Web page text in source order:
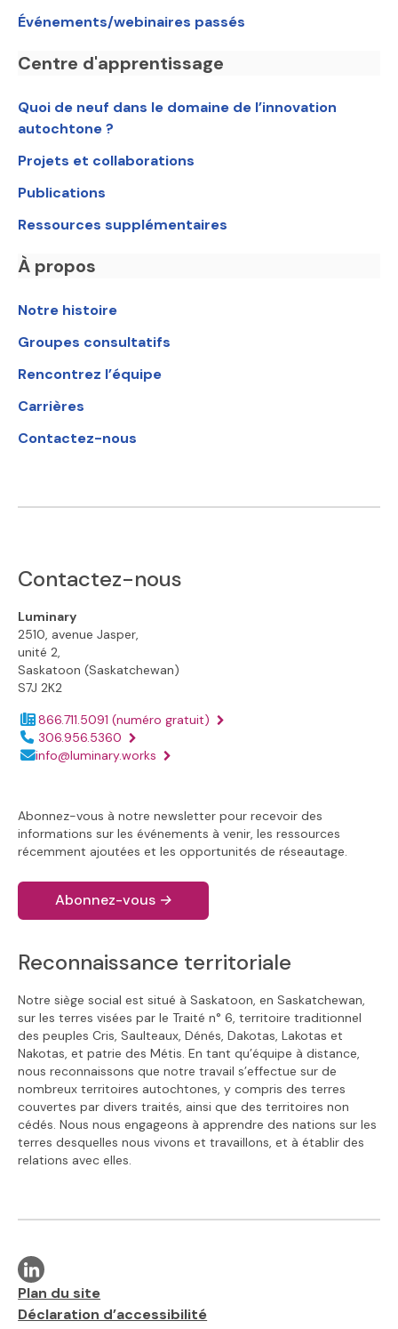
Événements/webinaires passés
Centre d'apprentissage
Quoi de neuf dans le domaine de l’innovation
autochtone ?
Projets et collaborations
Publications
Ressources supplémentaires
À propos
Notre histoire
Groupes consultatifs
Rencontrez l’équipe
Carrières
Contactez-nous
Contactez-nous
Luminary
2510, avenue Jasper,
unité 2,
Saskatoon (Saskatchewan)
S7J 2K2
866.711.5091 (numéro gratuit)
Numéro de téléphone :
306.956.5360
Adresse électronique :
info@luminary.works
Abonnez-vous à notre newsletter pour recevoir des
informations sur les événements à venir, les ressources
récemment ajoutées et les opportunités de réseautage.
Abonnez-vous →
Reconnaissance territoriale
Notre siège social est situé à Saskatoon, en Saskatchewan,
sur les terres visées par le Traité n° 6, territoire traditionnel
des peuples Cris, Saulteaux, Dénés, Dakotas, Lakotas et
Nakotas, et patrie des Métis. En tant qu’équipe à distance,
nous reconnaissons que notre travail s’effectue sur de
nombreux territoires autochtones, y compris des terres
couvertes par divers traités, ainsi que des territoires non
cédés. Nous nous engageons à apprendre des nations sur les
terres desquelles nous vivons et travaillons, et à établir des
relations avec elles.
Visit our linkedin page
Liens supplémentaires
Plan du site
Déclaration d’accessibilité